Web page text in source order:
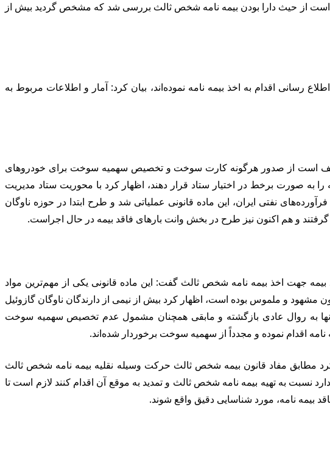
اطلاعات کامل ناوگان وانت بارهای کشور که نزدیک به ۳ میلیون دستگاه بوده است از حیث دارا بودن بیمه نامه شخص ثالث بررسی شد که مشخص گردید بیش از
رسانی اقدام به اخذ بیمه نامه نموده‌اند، بیان کرد: آمار و اطلاعات مربوط به
سوخت مکلف است از صدور هرگونه کارت سوخت و تخصیص سهمیه سوخت برای خودروهای
به صورت برخط در اختیار ستاد قرار دهند، اظهار کرد با محوریت ستاد مدیریت
نفتی ایران، این ماده قانونی عملیاتی شد و طرح ابتدا در حوزه ناوگان
و هم اکنون نیز طرح در بخش وانت بارهای فاقد بیمه در حال اجراست.
جهت اخذ بیمه نامه شخص ثالث گفت: این ماده قانونی یکی از مهم‌ترین مواد
و ملموس بوده است، اظهار کرد بیش از نیمی از دارندگان ناوگان گازوئیل
سوخت آنها به روال عادی بازگشته و مابقی همچنان مشمول عدم تخصیص سهمیه سوخت
مطابق مفاد قانون بیمه شخص ثالث حرکت وسیله نقلیه بیمه نامه شخص ثالث
نسبت به تهیه بیمه نامه شخص ثالث و تمدید به موقع آن اقدام کنند لازم است تا
بیمه نامه، مورد شناسایی دقیق واقع شوند.